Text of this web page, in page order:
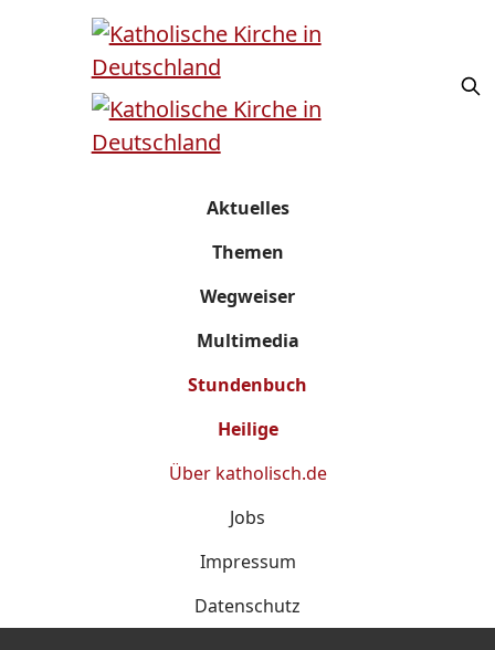
Aktuelles
Themen
Wegweiser
Multimedia
Stundenbuch
Heilige
Über katholisch.de
Jobs
Impressum
Datenschutz